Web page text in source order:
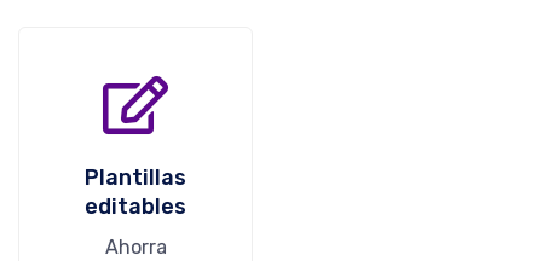
Plantillas
editables
Ahorra